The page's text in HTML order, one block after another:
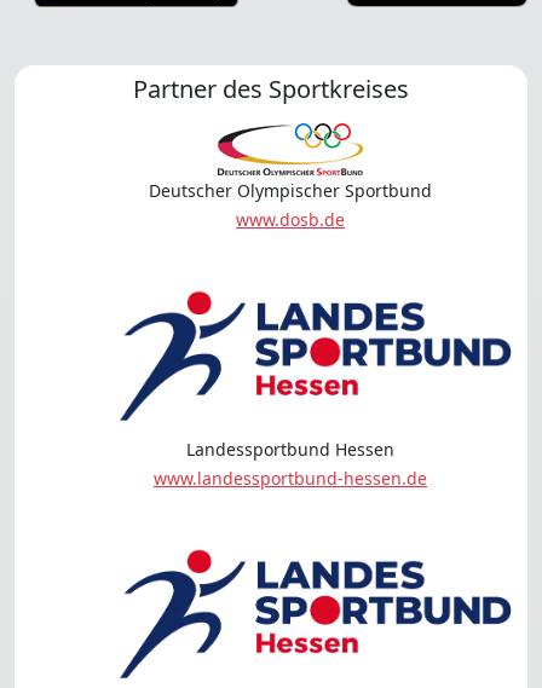
Partner des Sportkreises
Deutscher Olympischer Sportbund
www.dosb.de
Landessportbund Hessen
www.landessportbund-hessen.de